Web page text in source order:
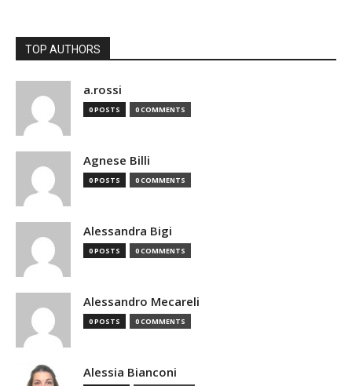
TOP AUTHORS
a.rossi
0 POSTS 0 COMMENTS
Agnese Billi
0 POSTS 0 COMMENTS
Alessandra Bigi
0 POSTS 0 COMMENTS
Alessandro Mecareli
0 POSTS 0 COMMENTS
Alessia Bianconi